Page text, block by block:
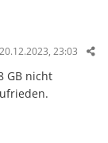
20.12.2023, 23:03
GB nicht